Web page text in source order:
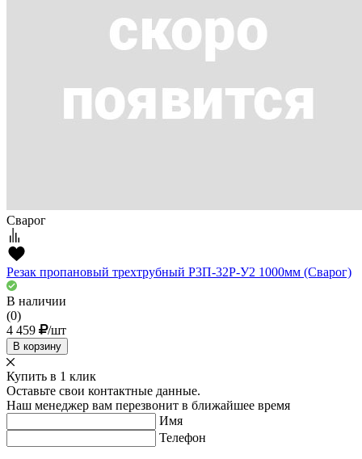
Сварог
Резак пропановый трехтрубный Р3П-32Р-У2 1000мм (Сварог)
В наличии
(0)
4 459
/шт
В корзину
Купить в 1 клик
Оставьте свои контактные данные.
Наш менеджер вам перезвонит в ближайшее время
Имя
Телефон